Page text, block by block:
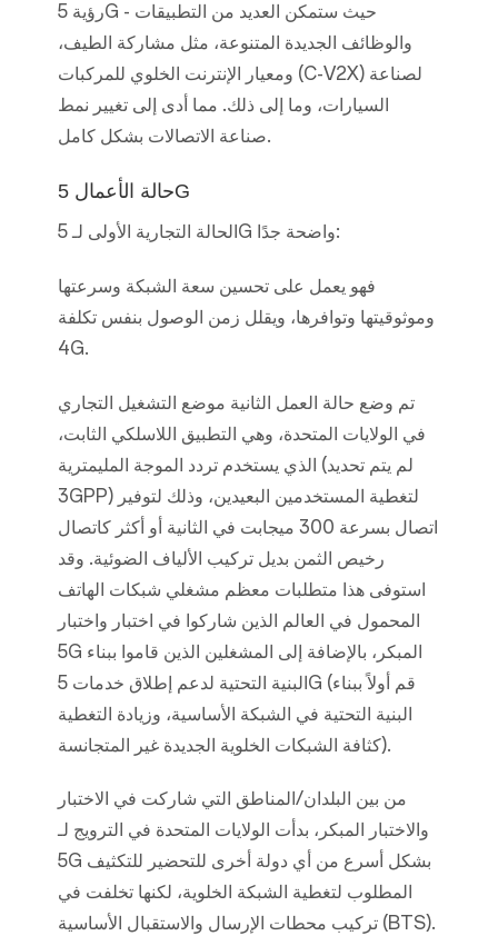
رؤية 5G - حيث ستمكن العديد من التطبيقات
والوظائف الجديدة المتنوعة، مثل مشاركة الطيف،
ومعيار الإنترنت الخلوي للمركبات (C-V2X) لصناعة
السيارات، وما إلى ذلك. مما أدى إلى تغيير نمط
صناعة الاتصالات بشكل كامل.
حالة الأعمال 5G
الحالة التجارية الأولى لـ 5G واضحة جدًا:
فهو يعمل على تحسين سعة الشبكة وسرعتها
وموثوقيتها وتوافرها، ويقلل زمن الوصول بنفس تكلفة
4G.
تم وضع حالة العمل الثانية موضع التشغيل التجاري
في الولايات المتحدة، وهي التطبيق اللاسلكي الثابت،
الذي يستخدم تردد الموجة المليمترية (لم يتم تحديد
3GPP) لتغطية المستخدمين البعيدين، وذلك لتوفير
اتصال بسرعة 300 ميجابت في الثانية أو أكثر كاتصال
رخيص الثمن بديل تركيب الألياف الضوئية. وقد
استوفى هذا متطلبات معظم مشغلي شبكات الهاتف
المحمول في العالم الذين شاركوا في اختبار واختبار
5G المبكر، بالإضافة إلى المشغلين الذين قاموا ببناء
البنية التحتية لدعم إطلاق خدمات 5G (قم أولاً ببناء
البنية التحتية في الشبكة الأساسية، وزيادة التغطية
كثافة الشبكات الخلوية الجديدة غير المتجانسة).
من بين البلدان/المناطق التي شاركت في الاختبار
والاختبار المبكر، بدأت الولايات المتحدة في الترويج لـ
5G بشكل أسرع من أي دولة أخرى للتحضير للتكثيف
المطلوب لتغطية الشبكة الخلوية، لكنها تخلفت في
تركيب محطات الإرسال والاستقبال الأساسية (BTS).